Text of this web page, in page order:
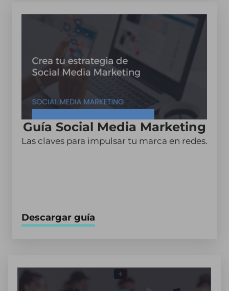
Guía Social Media Marketing
Las claves para impulsar tu marca en redes.
Descargar guía